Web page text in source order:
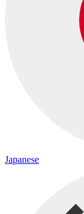
Japanese